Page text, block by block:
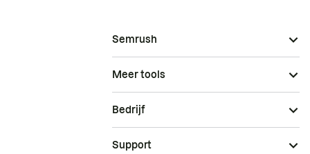
Semrush
Meer tools
Bedrijf
Support